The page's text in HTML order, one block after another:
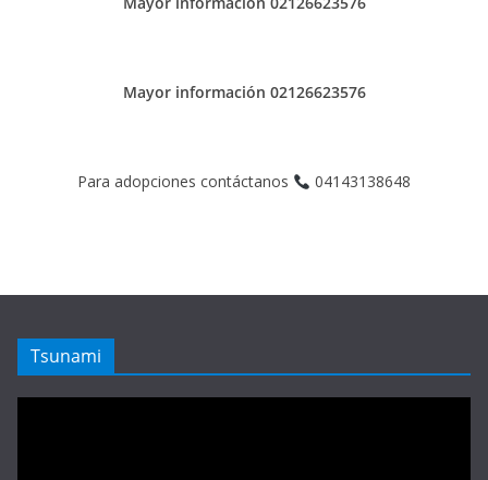
Mayor información 02126623576
Para adopciones contáctanos 04143138648
Tsunami